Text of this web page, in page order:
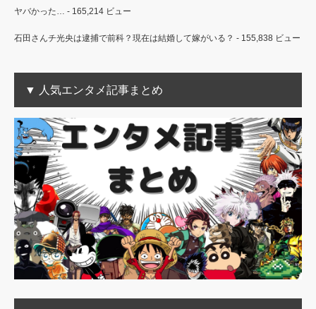
ヤバかった…
- 165,214 ビュー
石田さんチ光央は逮捕で前科？現在は結婚して嫁がいる？ - 155,838 ビュー
▼ 人気エンタメ記事まとめ